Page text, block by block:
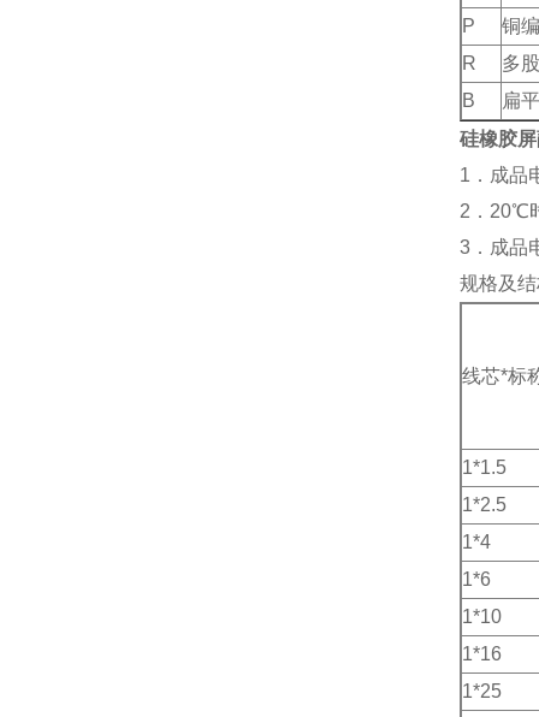
P
铜
R
多
B
扁
硅橡胶
1．成品
2．20℃
3．成品
规格及
线芯*标
1*1.5
1*2.5
1*4
1*6
1*10
1*16
1*25